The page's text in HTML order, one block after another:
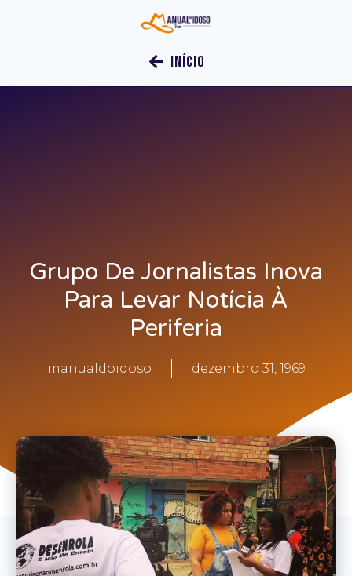
Início
Grupo De Jornalistas Inova
Para Levar Notícia À
Periferia
manualdoidoso dezembro 31, 1969